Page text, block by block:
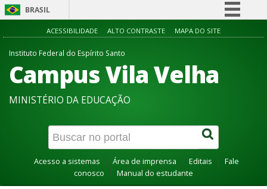
BRASIL
Simplifique!
Participe
Acesso à informação
Canais
ACESSIBILIDADE ALTO CONTRASTE MAPA DO SITE
Instituto Federal do Espírito Santo
Campus Vila Velha
MINISTÉRIO DA EDUCAÇÃO
Acesso a sistemas Área de imprensa Editais
Fale
conosco
Manual do estudante